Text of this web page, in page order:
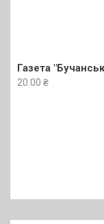
Газета
20.00 ₴